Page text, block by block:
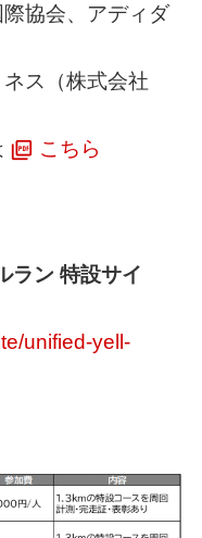
際協会、アディダ
（株式会社
こちら
ラン 特設サイ
unified-yell-